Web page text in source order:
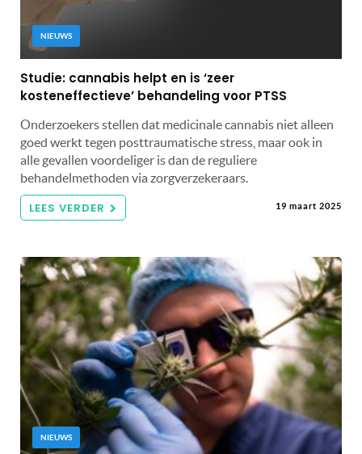
NIEUWS
Studie: cannabis helpt en is ‘zeer
kosteneffectieve’ behandeling voor PTSS
Onderzoekers stellen dat medicinale cannabis niet alleen
goed werkt tegen posttraumatische stress, maar ook in
alle gevallen voordeliger is dan de reguliere
behandelmethoden via zorgverzekeraars.
LEES VERDER 19 maart 2025
NIEUWS